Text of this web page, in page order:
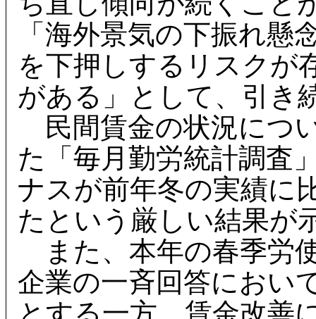
「海外景気の下振れ懸
を下押しするリスクが
がある」として、引き
民間賃金の状況につ
た「毎月勤労統計調査
ナスが前年冬の実績に
たという厳しい結果が
また、本年の春季労
企業の一斉回答におい